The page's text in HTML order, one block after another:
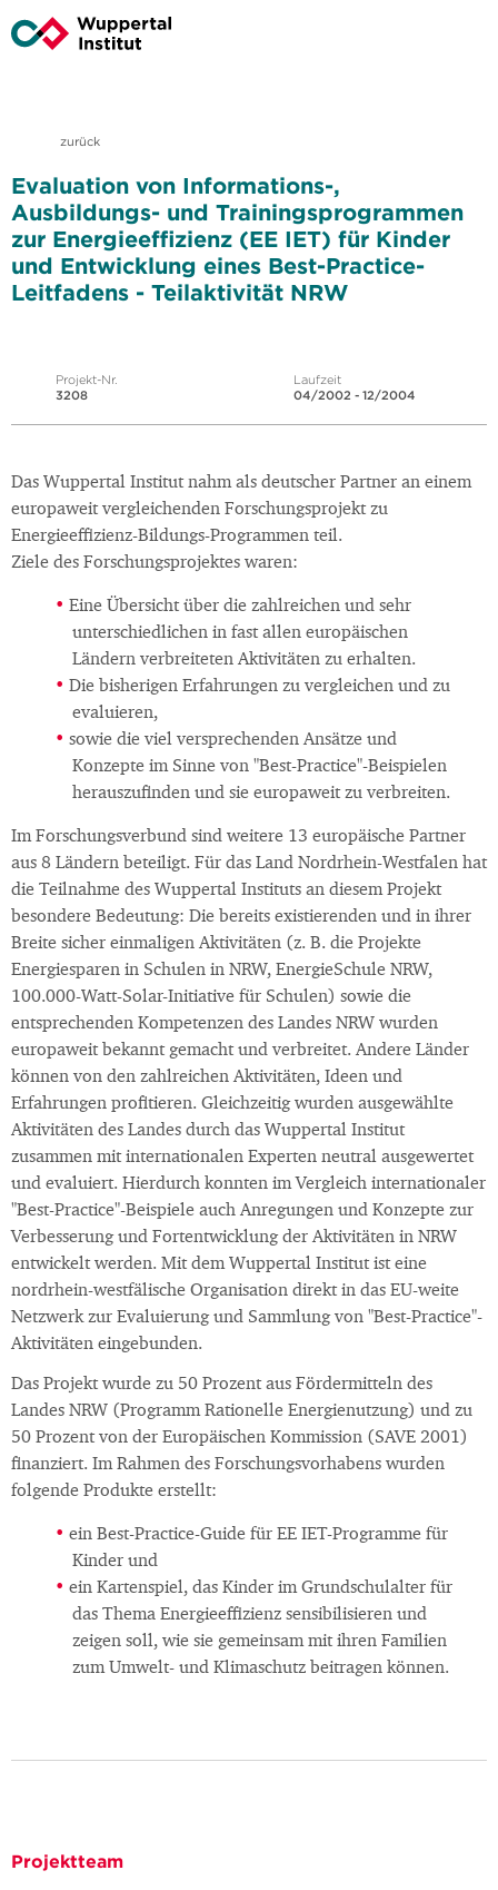
zurück
Evaluation von Informations-,
Ausbildungs- und Trainingsprogrammen
zur Energieeffizienz (EE IET) für Kinder
und Entwicklung eines Best-Practice-
Leitfadens - Teilaktivität NRW
Projekt-Nr.
3208
Laufzeit
04/2002 - 12/2004
Das Wuppertal Institut nahm als deutscher Partner an einem
europaweit vergleichenden Forschungsprojekt zu
Energieeffizienz-Bildungs-Programmen teil.
Ziele des Forschungsprojektes waren:
Eine Übersicht über die zahlreichen und sehr
unterschiedlichen in fast allen europäischen
Ländern verbreiteten Aktivitäten zu erhalten.
Die bisherigen Erfahrungen zu vergleichen und zu
evaluieren,
sowie die viel versprechenden Ansätze und
Konzepte im Sinne von "Best-Practice"-Beispielen
herauszufinden und sie europaweit zu verbreiten.
Im Forschungsverbund sind weitere 13 europäische Partner
aus 8 Ländern beteiligt. Für das Land Nordrhein-Westfalen hat
die Teilnahme des Wuppertal Instituts an diesem Projekt
besondere Bedeutung: Die bereits existierenden und in ihrer
Breite sicher einmaligen Aktivitäten (z. B. die Projekte
Energiesparen in Schulen in NRW, EnergieSchule NRW,
100.000-Watt-Solar-Initiative für Schulen) sowie die
entsprechenden Kompetenzen des Landes NRW wurden
europaweit bekannt gemacht und verbreitet. Andere Länder
können von den zahlreichen Aktivitäten, Ideen und
Erfahrungen profitieren. Gleichzeitig wurden ausgewählte
Aktivitäten des Landes durch das Wuppertal Institut
zusammen mit internationalen Experten neutral ausgewertet
und evaluiert. Hierdurch konnten im Vergleich internationaler
"Best-Practice"-Beispiele auch Anregungen und Konzepte zur
Verbesserung und Fortentwicklung der Aktivitäten in NRW
entwickelt werden. Mit dem Wuppertal Institut ist eine
nordrhein-westfälische Organisation direkt in das EU-weite
Netzwerk zur Evaluierung und Sammlung von "Best-Practice"-
Aktivitäten eingebunden.
Das Projekt wurde zu 50 Prozent aus Fördermitteln des
Landes NRW (Programm Rationelle Energienutzung) und zu
50 Prozent von der Europäischen Kommission (SAVE 2001)
finanziert. Im Rahmen des Forschungsvorhabens wurden
folgende Produkte erstellt:
ein Best-Practice-Guide für EE IET-Programme für
Kinder und
ein Kartenspiel, das Kinder im Grundschulalter für
das Thema Energieeffizienz sensibilisieren und
zeigen soll, wie sie gemeinsam mit ihren Familien
zum Umwelt- und Klimaschutz beitragen können.
Projektteam